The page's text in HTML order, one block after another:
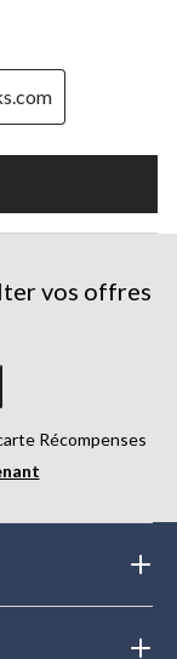
vos offres
Récompenses